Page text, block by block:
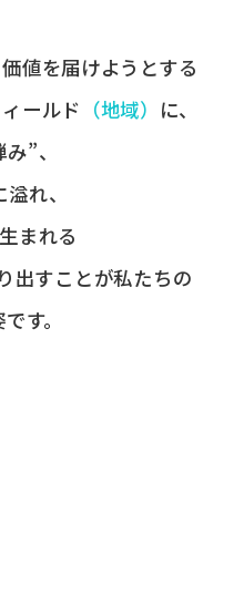
価値を​届けようとする​
ールド ​（地域） に、
”、
れ、
まれる
出すことが​私たちの​
す。​